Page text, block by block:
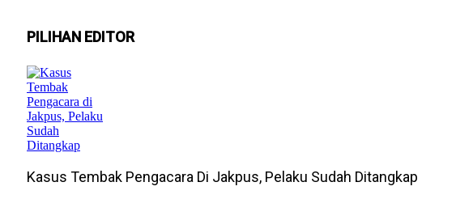
PILIHAN EDITOR
Kasus Tembak Pengacara Di Jakpus, Pelaku Sudah Ditangkap